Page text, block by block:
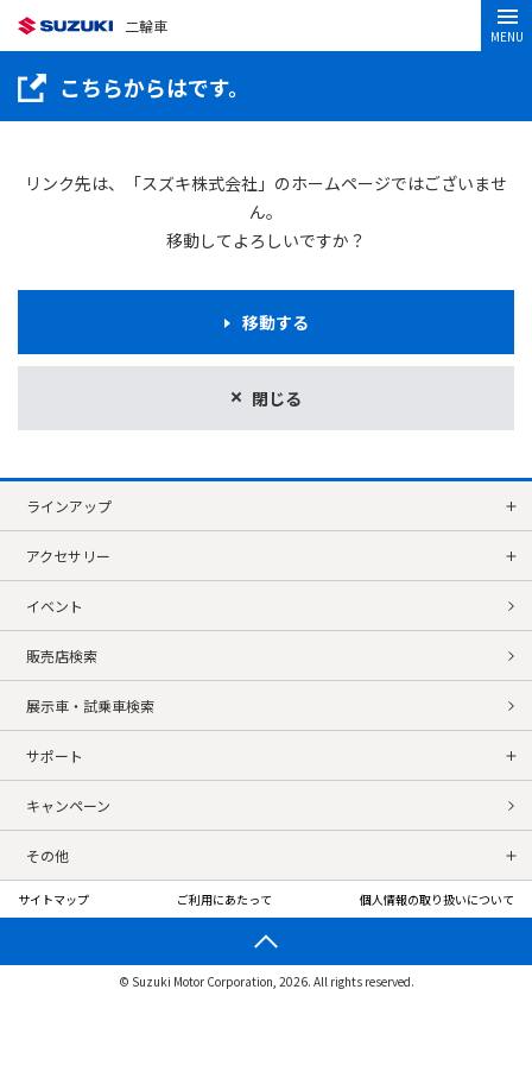
二輪車
MENU
こちらからはです。
リンク先は、「スズキ株式会社」のホームページではございませ
ん。
移動してよろしいですか？
閉じる
移動する
ラインアップ
アクセサリー
イベント
販売店検索
展示車・試乗車検索
サポート
キャンペーン
その他
サイトマップ ご利用にあたって 個人情報の取り扱いについて
© Suzuki Motor Corporation, 2026. All rights reserved.